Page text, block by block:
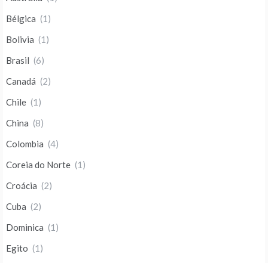
Bélgica (1)
Bolivia (1)
Brasil (6)
Canadá (2)
Chile (1)
China (8)
Colombia (4)
Coreia do Norte (1)
Croácia (2)
Cuba (2)
Dominica (1)
Egito (1)